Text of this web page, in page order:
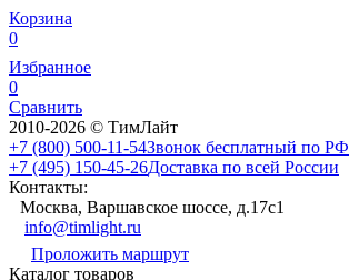
Корзина
0
Избранное
0
Сравнить
2010-2026 © ТимЛайт
+7 (800) 500-11-54Звонок бесплатный по РФ
+7 (495) 150-45-26Доставка по всей России
Контакты:
Москва, Варшавское шоссе, д.17c1
info@timlight.ru
Проложить маршрут
Каталог товаров